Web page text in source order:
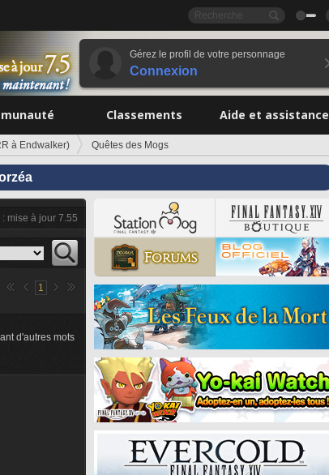
Gérez le profil de votre personnage
Connexion
Classements Aide et assistance
à Endwalker) Quêtes des Mogs
: mise à jour 7.55
1
d'autres mots